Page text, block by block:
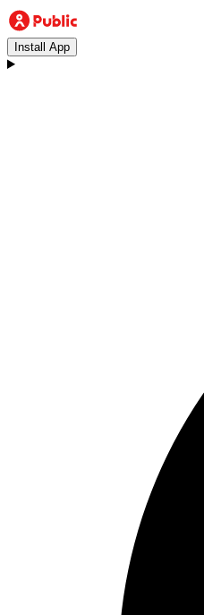
Install App